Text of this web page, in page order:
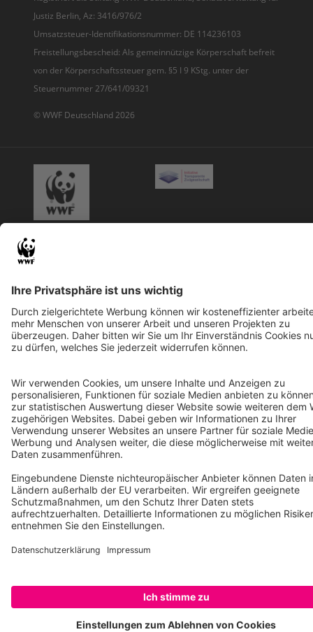
Justiz Berlin, Az: 3416/976/2
Umsatzsteuer-Identifikationsnummer: DE 114236103
Freistellungsbescheid: Als gemeinnützige Körperschaft befreit
von der Körperschaftssteuer gem. §5 I 9 KStg. unter der
Steuernummer 27/641/09321
© WWF Deutschland 2026